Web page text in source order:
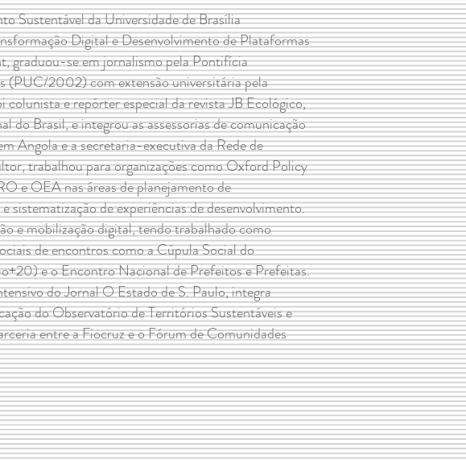
Sustentável da Universidade de Brasília
Digital e Desenvolvimento de Plataformas
graduou-se em jornalismo pela Pontifícia
(PUC/2002) com extensão universitária pela
colunista e repórter especial da revista JB Ecológico,
do Brasil, e integrou as assessorias de comunicação
Angola e a secretaria-executiva da Rede de
trabalhou para organizações como Oxford Policy
e OEA nas áreas de planejamento de
sistematização de experiências de desenvolvimento.
e mobilização digital, tendo trabalhado como
de encontros como a Cúpula Social do
e o Encontro Nacional de Prefeitos e Prefeitas.
do Jornal O Estado de S. Paulo, integra
do Observatório de Territórios Sustentáveis e
entre a Fiocruz e o Fórum de Comunidades